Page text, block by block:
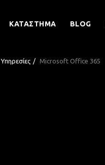
ΚΑΤΆΣΤΗΜΑ BLOG
Υπηρεσίες Microsoft Office 365